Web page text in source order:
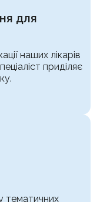
для
наших лікарів
приділяє
тематичних